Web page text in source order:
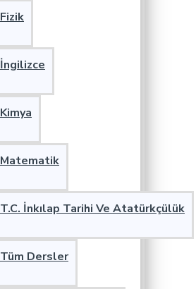
Fizik
İngilizce
Kimya
Matematik
T.C. İnkılap Tarihi Ve Atatürkçülük
Tüm Dersler